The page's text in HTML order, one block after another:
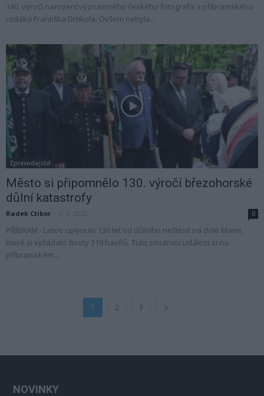
140. výročí narození významného českého fotografa a příbramského
rodáka Františka Drtikola. Ovšem nebyla...
Zpravodajství
Město si připomnělo 130. výročí březohorské
důlní katastrofy
Radek Ctibor 0
PŘÍBRAM - Letos uplynulo 130 let od důlního neštěstí na dole Marie,
které si vyžádalo životy 319 havířů. Tuto smutnou událost si na
příbramském...
1 2 3
NOVINKY